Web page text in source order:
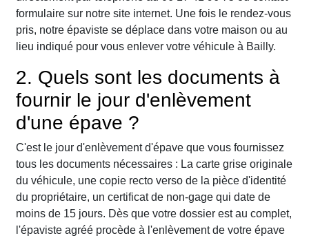
formulaire sur notre site internet. Une fois le rendez-vous
pris, notre épaviste se déplace dans votre maison ou au
lieu indiqué pour vous enlever votre véhicule à Bailly.
2. Quels sont les documents à
fournir le jour d'enlèvement
d'une épave ?
C'est le jour d'enlèvement d'épave que vous fournissez
tous les documents nécessaires : La carte grise originale
du véhicule, une copie recto verso de la pièce d'identité
du propriétaire, un certificat de non-gage qui date de
moins de 15 jours. Dès que votre dossier est au complet,
l'épaviste agréé procède à l'enlèvement de votre épave